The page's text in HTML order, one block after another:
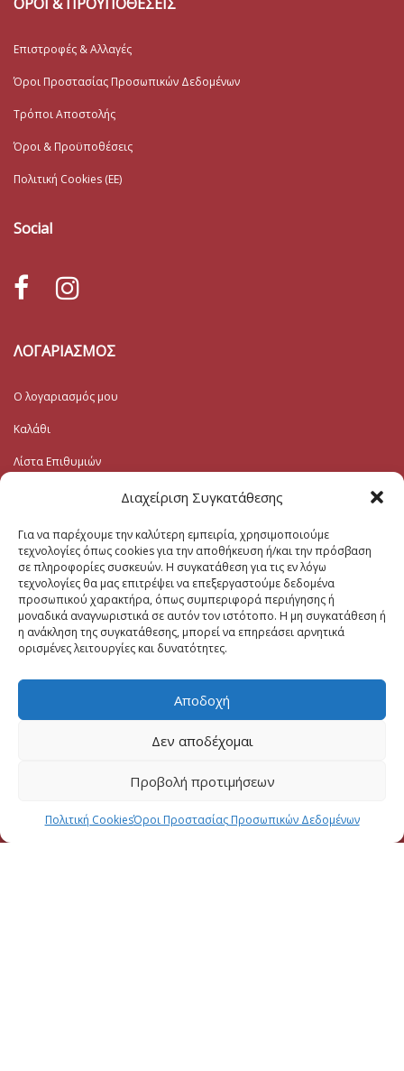
Διαχείριση Συγκατάθεσης
Για να παρέχουμε την καλύτερη εμπειρία, χρησιμοποιούμε
τεχνολογίες όπως cookies για την αποθήκευση ή/και την πρόσβαση
σε πληροφορίες συσκευών. Η συγκατάθεση για τις εν λόγω
τεχνολογίες θα μας επιτρέψει να επεξεργαστούμε δεδομένα
προσωπικού χαρακτήρα, όπως συμπεριφορά περιήγησης ή
μοναδικά αναγνωριστικά σε αυτόν τον ιστότοπο. Η μη συγκατάθεση ή
η ανάκληση της συγκατάθεσης, μπορεί να επηρεάσει αρνητικά
ορισμένες λειτουργίες και δυνατότητες.
Αποδοχή
Δεν αποδέχομαι
Προβολή προτιμήσεων
Πολιτική CookiesΌροι Προστασίας Προσωπικών Δεδομένων
Επιστροφές & Αλλαγές
Όροι Προστασίας Προσωπικών Δεδομένων
Τρόποι Αποστολής
Όροι & Προϋποθέσεις
Πολιτική Cookies (ΕΕ)
Social
ΛΟΓΑΡΙΑΣΜΟΣ
Ο λογαριασμός μου
Καλάθι
Λίστα Επιθυμιών
Εγγραφή στο Ενημερωτικό
Το Email σας (υποχρεωτικο)
Μηνυμα